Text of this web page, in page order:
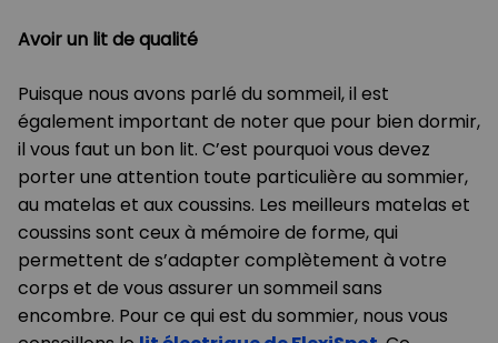
Avoir un lit de qualité
Puisque nous avons parlé du sommeil, il est
également important de noter que pour bien dormir,
il vous faut un bon lit. C’est pourquoi vous devez
porter une attention toute particulière au sommier,
au matelas et aux coussins. Les meilleurs matelas et
coussins sont ceux à mémoire de forme, qui
permettent de s’adapter complètement à votre
corps et de vous assurer un sommeil sans
encombre. Pour ce qui est du sommier, nous vous